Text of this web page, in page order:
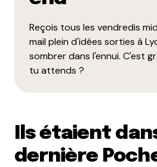
Reçois tous les vendredis
mail plein d'idées sorties à
sombrer dans l'ennui. C'est
tu attends ?
Ils étaient
dernière